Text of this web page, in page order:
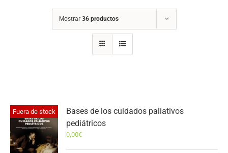
Mostrar 36 productos
Fuera de stock
Bases de los cuidados paliativos
pediátricos
0,00€